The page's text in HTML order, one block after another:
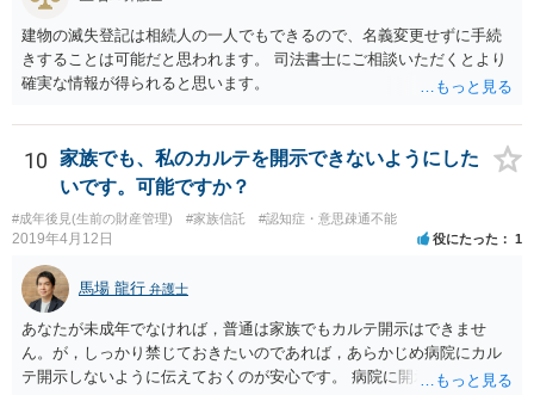
建物の滅失登記は相続人の一人でもできるので、名義変更せずに手続
きすることは可能だと思われます。 司法書士にご相談いただくとより
確実な情報が得られると思います。
10
家族でも、私のカルテを開示できないようにした
いです。可能ですか？
#成年後見(生前の財産管理) #家族信託 #認知症・意思疎通不能
2019年4月12日 役にたった 1
馬場 龍行 弁護士
あなたが未成年でなければ，普通は家族でもカルテ開示はできませ
ん。が，しっかり禁じておきたいのであれば，あらかじめ病院にカル
テ開示しないように伝えておくのが安心です。 病院に開示しないよう